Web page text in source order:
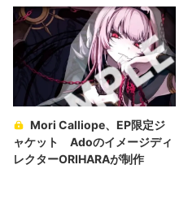
Mori Calliope、EP限定ジ
ャケット Adoのイメージディ
レクターORIHARAが制作